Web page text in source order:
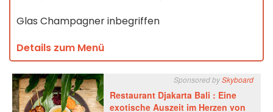
Glas Champagner inbegriffen
Details zum Menü